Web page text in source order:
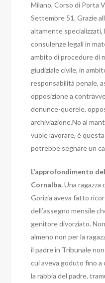
Milano, Corso di Porta
Settembre 51. Grazie
altamente specializzati,
consulenze legali in
ambito di procedure di
giudiziale civile, in
responsabilità penale,
opposizione a
denunce-querele,
archiviazione.No al
vuole lavorare, è
potrebbe segnare un
L’approfondimento
Cornalba.Una
Gorizia aveva fatto
dell’assegno mensile
genitore divorziato.
almeno non per la
il padre in Tribunale
cui aveva goduto fino
la rabbia del padre,